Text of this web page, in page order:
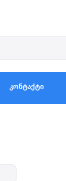
კონტაქტი